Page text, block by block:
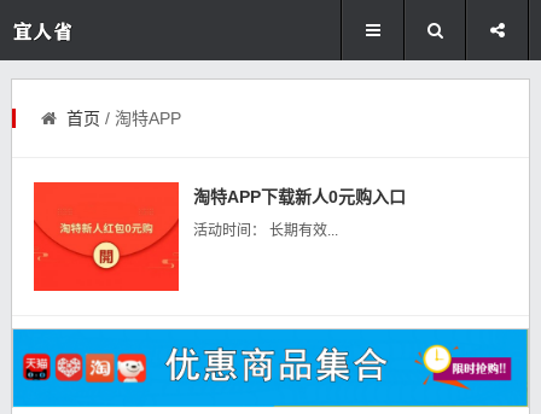
首页 / 淘特APP
淘特APP下载新人0元购入口
活动时间： 长期有效...